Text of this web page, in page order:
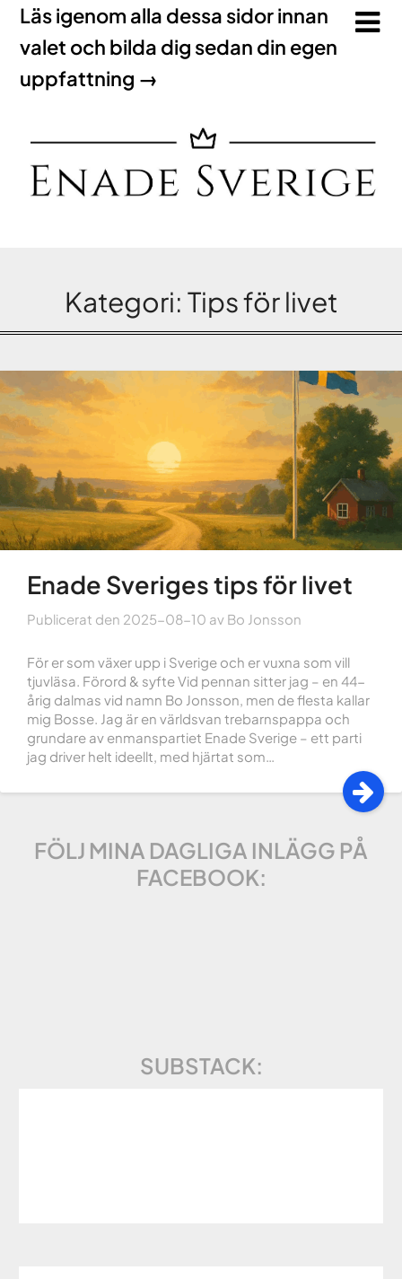
Läs igenom alla dessa sidor innan
valet och bilda dig sedan din egen
uppfattning →
Kategori: Tips för livet
Enade Sveriges tips för livet
Publicerat den 2025-08-10 av Bo Jonsson
För er som växer upp i Sverige och er vuxna som vill
tjuvläsa. Förord & syfte Vid pennan sitter jag – en 44-
årig dalmas vid namn Bo Jonsson, men de flesta kallar
mig Bosse. Jag är en världsvan trebarnspappa och
grundare av enmanspartiet Enade Sverige – ett parti
jag driver helt ideellt, med hjärtat som…
FÖLJ MINA DAGLIGA INLÄGG PÅ
FACEBOOK:
SUBSTACK: